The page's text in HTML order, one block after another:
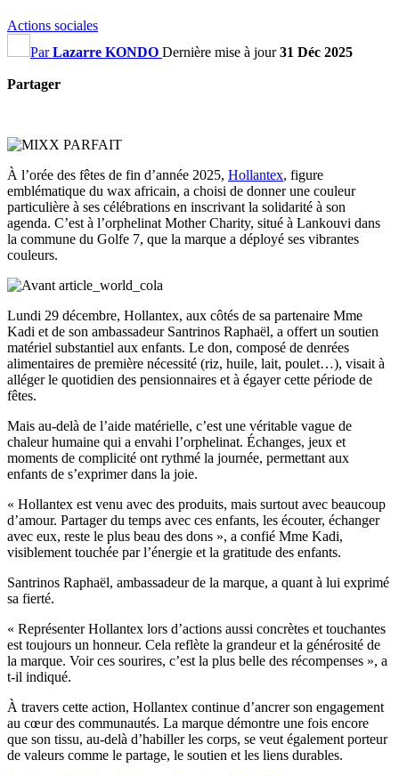
Actions sociales
ParLazarre KONDO Dernière mise à jour31 Déc 2025
Partager
À l’orée des fêtes de fin d’année 2025, Hollantex, figure
emblématique du wax africain, a choisi de donner une couleur
particulière à ses célébrations en inscrivant la solidarité à son
agenda. C’est à l’orphelinat Mother Charity, situé à Lankouvi dans
la commune du Golfe 7, que la marque a déployé ses vibrantes
couleurs.
Lundi 29 décembre, Hollantex, aux côtés de sa partenaire Mme
Kadi et de son ambassadeur Santrinos Raphaël, a offert un soutien
matériel substantiel aux enfants. Le don, composé de denrées
alimentaires de première nécessité (riz, huile, lait, poulet…), visait à
alléger le quotidien des pensionnaires et à égayer cette période de
fêtes.
Mais au-delà de l’aide matérielle, c’est une véritable vague de
chaleur humaine qui a envahi l’orphelinat. Échanges, jeux et
moments de complicité ont rythmé la journée, permettant aux
enfants de s’exprimer dans la joie.
« Hollantex est venu avec des produits, mais surtout avec beaucoup
d’amour. Partager du temps avec ces enfants, les écouter, échanger
avec eux, reste le plus beau des dons », a confié Mme Kadi,
visiblement touchée par l’énergie et la gratitude des enfants.
Santrinos Raphaël, ambassadeur de la marque, a quant à lui exprimé
sa fierté.
« Représenter Hollantex lors d’actions aussi concrètes et touchantes
est toujours un honneur. Cela reflète la grandeur et la générosité de
la marque. Voir ces sourires, c’est la plus belle des récompenses », a
t-il indiqué.
À travers cette action, Hollantex continue d’ancrer son engagement
au cœur des communautés. La marque démontre une fois encore
que son tissu, au-delà d’habiller les corps, se veut également porteur
de valeurs comme le partage, le soutien et les liens durables.